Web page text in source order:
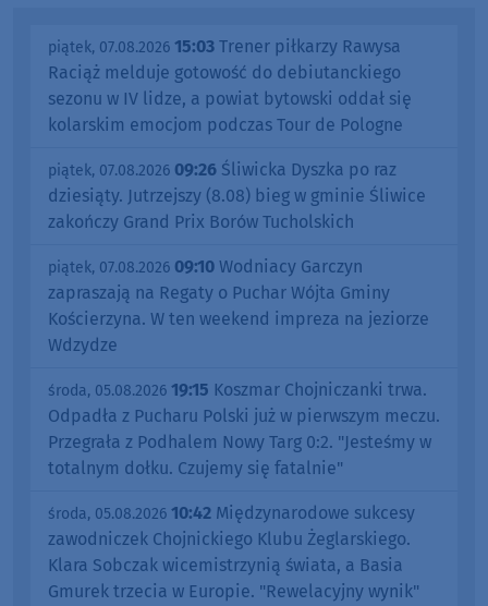
piątek, 07.08.2026 15:03 Trener piłkarzy Rawysa
Raciąż melduje gotowość do debiutanckiego
sezonu w IV lidze, a powiat bytowski oddał się
kolarskim emocjom podczas Tour de Pologne
piątek, 07.08.2026 09:26 Śliwicka Dyszka po raz
dziesiąty. Jutrzejszy (8.08) bieg w gminie Śliwice
zakończy Grand Prix Borów Tucholskich
piątek, 07.08.2026 09:10 Wodniacy Garczyn
zapraszają na Regaty o Puchar Wójta Gminy
Kościerzyna. W ten weekend impreza na jeziorze
Wdzydze
środa, 05.08.2026 19:15 Koszmar Chojniczanki trwa.
Odpadła z Pucharu Polski już w pierwszym meczu.
Przegrała z Podhalem Nowy Targ 0:2. "Jesteśmy w
totalnym dołku. Czujemy się fatalnie"
środa, 05.08.2026 10:42 Międzynarodowe sukcesy
zawodniczek Chojnickiego Klubu Żeglarskiego.
Klara Sobczak wicemistrzynią świata, a Basia
Gmurek trzecia w Europie. "Rewelacyjny wynik"